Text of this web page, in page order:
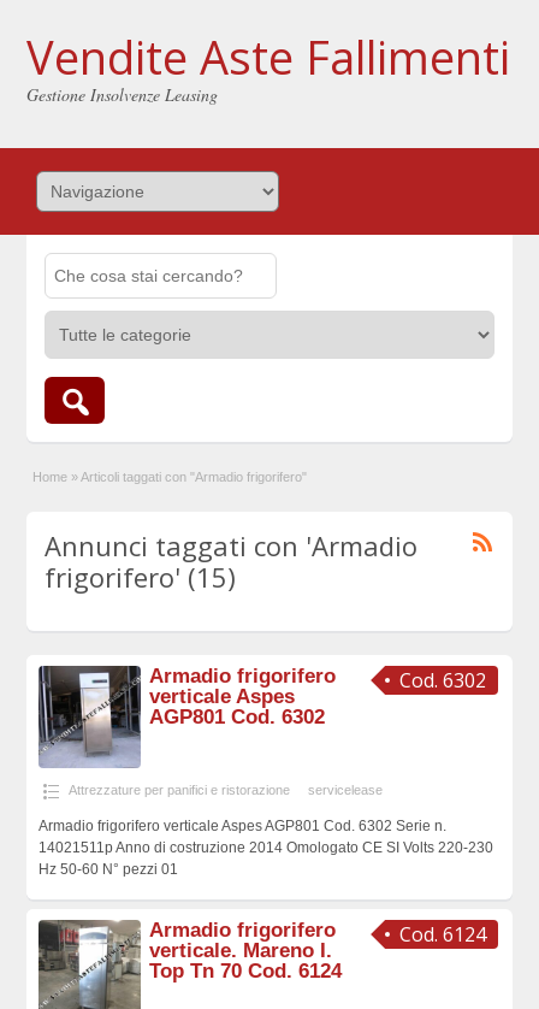
Vendite Aste Fallimenti
Gestione Insolvenze Leasing
Home » Articoli taggati con "Armadio frigorifero"
Annunci taggati con 'Armadio
frigorifero' (15)
Cod. 6302
Armadio frigorifero
verticale Aspes
AGP801 Cod. 6302
Attrezzature per panifici e ristorazione servicelease
Armadio frigorifero verticale Aspes AGP801 Cod. 6302 Serie n.
14021511p Anno di costruzione 2014 Omologato CE SI Volts 220-230
Hz 50-60 N° pezzi 01
Cod. 6124
Armadio frigorifero
verticale. Mareno I.
Top Tn 70 Cod. 6124